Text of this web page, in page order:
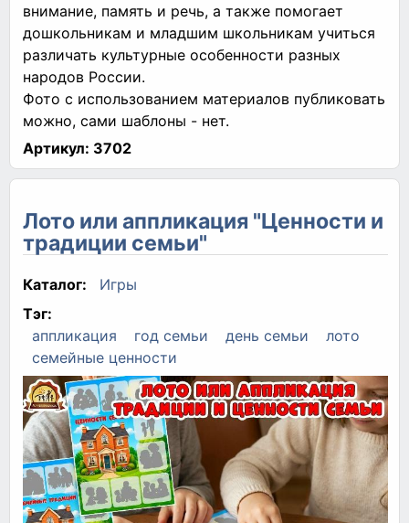
внимание, память и речь, а также помогает
дошкольникам и младшим школьникам учиться
различать культурные особенности разных
народов России.
Фото с использованием материалов публиковать
можно, сами шаблоны - нет.
Артикул: 3702
Лото или аппликация "Ценности и
традиции семьи"
Каталог:
Игры
Тэг:
аппликация
год семьи день семьи
лото
семейные ценности